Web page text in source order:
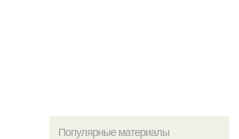
Популярные материалы